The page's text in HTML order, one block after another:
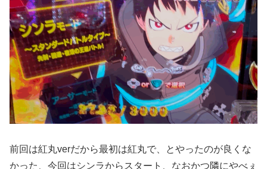
前回は紅丸verだから最初は紅丸で、とやったのが良くな
かった、今回はシンラからスタート、なおかつ隣にやべぇ